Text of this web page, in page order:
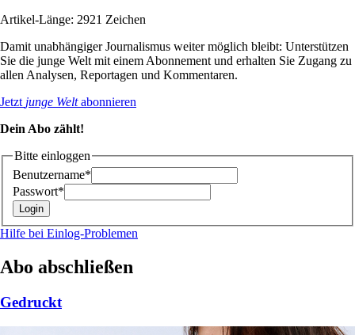
Artikel-Länge: 2921 Zeichen
Damit unabhängiger Journalismus weiter möglich bleibt: Unterstützen
Sie die junge Welt mit einem Abonnement und erhalten Sie Zugang zu
allen Analysen, Reportagen und Kommentaren.
Jetzt junge Weltabonnieren
Dein Abo zählt!
Bitte einloggen
Benutzername*
Passwort*
Hilfe bei Einlog-Problemen
Abo abschließen
Gedruckt